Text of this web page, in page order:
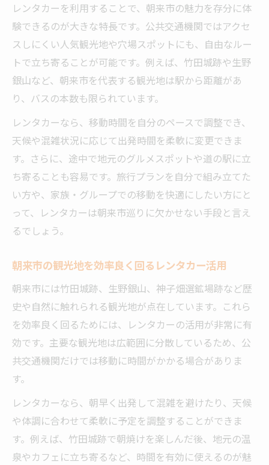
レンタカーを利用することで、朝来市の魅力を存分に体
験できるのが大きな特長です。公共交通機関ではアクセ
スしにくい人気観光地や穴場スポットにも、自由なルー
トで立ち寄ることが可能です。例えば、竹田城跡や生野
銀山など、朝来市を代表する観光地は駅から距離があ
り、バスの本数も限られています。
レンタカーなら、移動時間を自分のペースで調整でき、
天候や混雑状況に応じて出発時間を柔軟に変更できま
す。さらに、途中で地元のグルメスポットや道の駅に立
ち寄ることも容易です。旅行プランを自分で組み立てた
い方や、家族・グループでの移動を快適にしたい方にと
って、レンタカーは朝来市巡りに欠かせない手段と言え
るでしょう。
朝来市の観光地を効率良く回るレンタカー活用
朝来市には竹田城跡、生野銀山、神子畑選鉱場跡など歴
史や自然に触れられる観光地が点在しています。これら
を効率良く回るためには、レンタカーの活用が非常に有
効です。主要な観光地は広範囲に分散しているため、公
共交通機関だけでは移動に時間がかかる場合がありま
す。
レンタカーなら、朝早く出発して混雑を避けたり、天候
や体調に合わせて柔軟に予定を調整することができま
す。例えば、竹田城跡で朝焼けを楽しんだ後、地元の温
泉やカフェに立ち寄るなど、時間を有効に使えるのが魅